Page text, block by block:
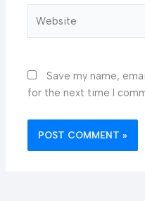
Save my name,
for the next time I